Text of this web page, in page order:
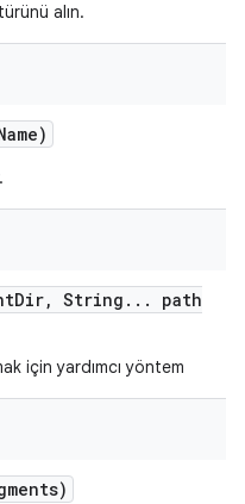
alın.
Dir, String . . .
path
için yardımcı yöntem